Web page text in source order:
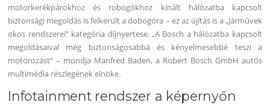
motorkerékpárokhoz és robogókhoz kínált hálózatba kapcsolt
biztonsági megoldás is felkerült a dobogóra – ez az újítás is a „Járművek
okos rendszerei” kategória díjnyertese. „A Bosch a hálózatba kapcsolt
megoldásaival még biztonságosabbá és kényelmesebbé teszi a
motorozást” – mondja Manfred Baden, a Robert Bosch GmbH autós
multimédia részlegének elnöke.
Infotainment rendszer a képernyőn